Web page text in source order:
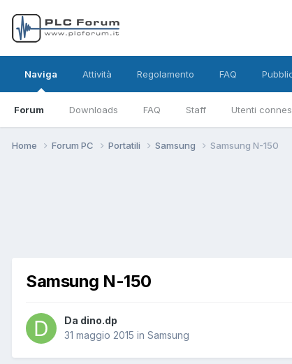
Naviga
Forum Downloads FAQ Staff Utenti
Attività Regolamento FAQ
Home Forum PC Portatili Samsung Samsung N-150
Samsung N-150
Da dino.dp
31 maggio 2015 in Samsung